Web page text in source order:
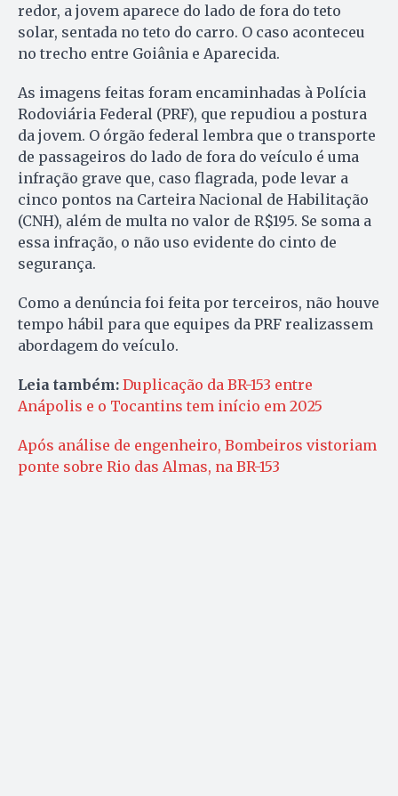
redor, a jovem aparece do lado de fora do teto
solar, sentada no teto do carro. O caso aconteceu
no trecho entre Goiânia e Aparecida.
As imagens feitas foram encaminhadas à Polícia
Rodoviária Federal (PRF), que repudiou a postura
da jovem. O órgão federal lembra que o transporte
de passageiros do lado de fora do veículo é uma
infração grave que, caso flagrada, pode levar a
cinco pontos na Carteira Nacional de Habilitação
(CNH), além de multa no valor de R$195. Se soma a
essa infração, o não uso evidente do cinto de
segurança.
Como a denúncia foi feita por terceiros, não houve
tempo hábil para que equipes da PRF realizassem
abordagem do veículo.
Leia também: Duplicação da BR-153 entre
Anápolis e o Tocantins tem início em 2025
Após análise de engenheiro, Bombeiros vistoriam
ponte sobre Rio das Almas, na BR-153